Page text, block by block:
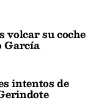
volcar su coche
García
intentos de